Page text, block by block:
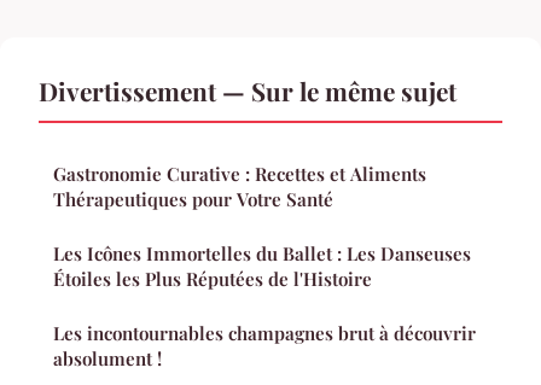
Divertissement — Sur le même sujet
Gastronomie Curative : Recettes et Aliments
Thérapeutiques pour Votre Santé
Les Icônes Immortelles du Ballet : Les Danseuses
Étoiles les Plus Réputées de l'Histoire
Les incontournables champagnes brut à découvrir
absolument !